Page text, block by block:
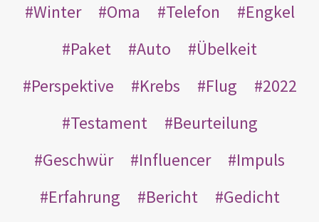
Winter
Oma Telefon
Engkel
Paket
Auto
Übelkeit
Perspektive
Krebs Flug
2022
Testament
Beurteilung
Geschwür
Influencer
Impuls
Erfahrung
Bericht
Gedicht